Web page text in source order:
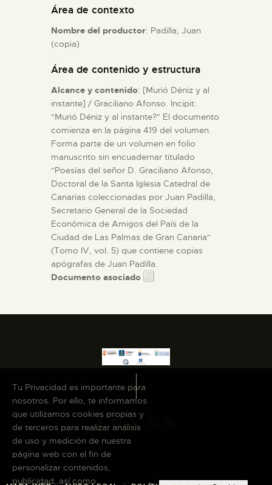
Área de contexto
Nombre del productor: Padilla, Juan
(copia)
Área de contenido y estructura
Alcance y contenido: [Murió Déniz y al
instante] / Graciliano Afonso. Incipit:
"Murió Déniz y al instante?" El documento
comienza en la página 419 del volumen.
Forma parte de un volumen en folio
manuscrito sin encuadernar titulado
"Poesías del señor D. Graciliano Afonso,
Doctoral de la Santa Iglesia Catedral de
Canarias coleccionadas por Juan Padilla,
Secretario General de la Sociedad
Económica de Amigos del País de la
Ciudad de Las Palmas de Gran Canaria"
(Tomo IV, vol. 5) que contiene copias
apógrafas de Juan Padilla.
Documento asociado
Tu Privacidad es importante para
nosotros. Por ello, te informamos
que utilizamos cookies propias y
de terceros para realizar análisis
de uso y medición de nuestra
página web con el fin de
personalizar contenidos,
publicidad, así como